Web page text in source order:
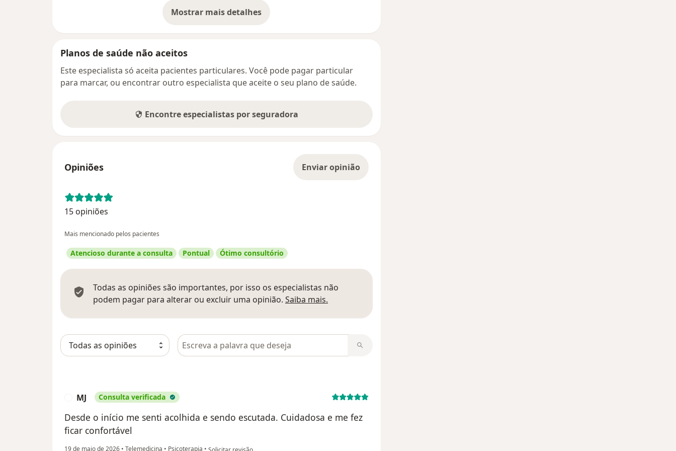
Mostrar mais detalhes
sobre o endereço
Planos de saúde não aceitos
Este especialista só aceita pacientes particulares. Você pode pagar particular
para marcar, ou encontrar outro especialista que aceite o seu plano de saúde.
Encontre especialistas por seguradora
Opiniões Enviar opinião
15 opiniões
Mais mencionado pelos pacientes
Atencioso durante a consulta Pontual Ótimo consultório
Todas as opiniões são importantes, por isso os especialistas não
podem pagar para alterar ou excluir uma opinião. Saiba mais.
Pesquisar em opiniões
MJ Consulta verificada
Desde o início me senti acolhida e sendo escutada. Cuidadosa e me fez
ficar confortável
19 de maio de 2026 • Telemedicina • Psicoterapia • na opinião do utilizador MJ